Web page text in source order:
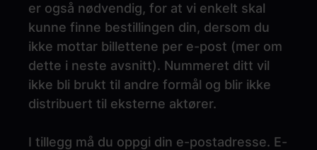
er også nødvendig, for at vi enkelt skal
kunne finne bestillingen din, dersom du
ikke mottar billettene per e-post (mer om
dette i neste avsnitt). Nummeret ditt vil
ikke bli brukt til andre formål og blir ikke
distribuert til eksterne aktører.
I tillegg må du oppgi din e-postadresse. E-